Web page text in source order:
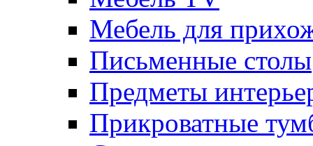
Мебель для
Письменные столы
Предметы
Прикроватные